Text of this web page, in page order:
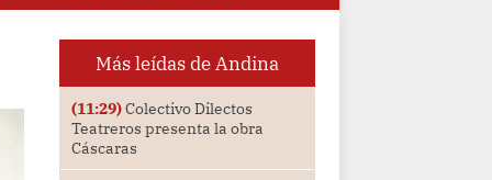
Más leídas de Andina
(11:29)Colectivo Dilectos
Teatreros presenta la obra
Cáscaras